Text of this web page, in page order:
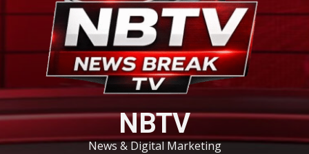
NBTV
News & Digital Marketing